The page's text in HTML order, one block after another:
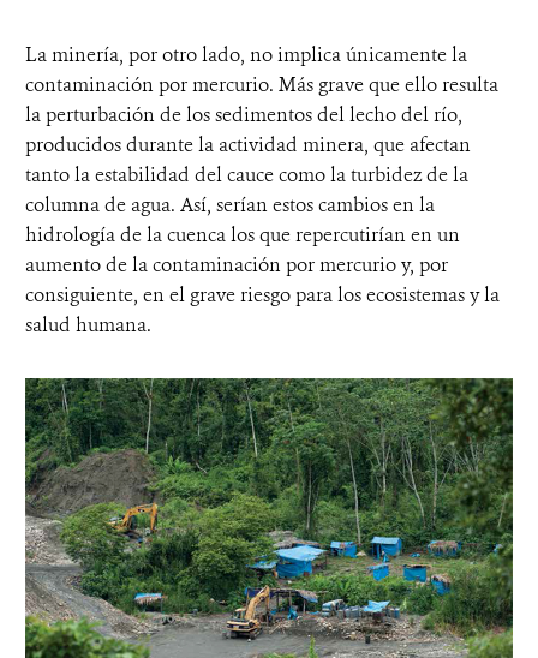
La minería, por otro lado, no implica únicamente la
contaminación por mercurio. Más grave que ello resulta
la perturbación de los sedimentos del lecho del río,
producidos durante la actividad minera, que afectan
tanto la estabilidad del cauce como la turbidez de la
columna de agua. Así, serían estos cambios en la
hidrología de la cuenca los que repercutirían en un
aumento de la contaminación por mercurio y, por
consiguiente, en el grave riesgo para los ecosistemas y la
salud humana.